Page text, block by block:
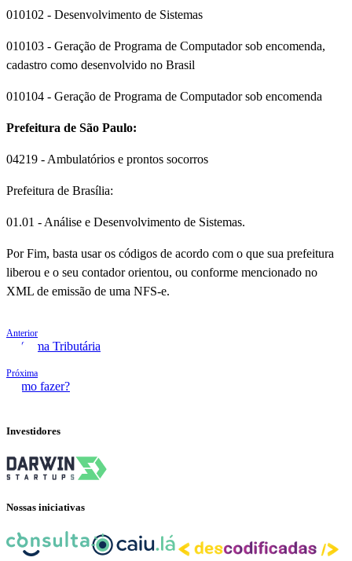
010102 - Desenvolvimento de Sistemas
010103 - Geração de Programa de Computador sob encomenda,
cadastro como desenvolvido no Brasil
010104 - Geração de Programa de Computador sob encomenda
Prefeitura de São Paulo:
04219 - Ambulatórios e prontos socorros
Prefeitura de Brasília:
01.01 - Análise e Desenvolvimento de Sistemas.
Por Fim, basta usar os códigos de acordo com o que sua prefeitura
liberou e o seu contador orientou, ou conforme mencionado no
XML de emissão de uma NFS-e.
Anterior
Reforma Tributária
Próxima
Como fazer?
Investidores
Nossas iniciativas